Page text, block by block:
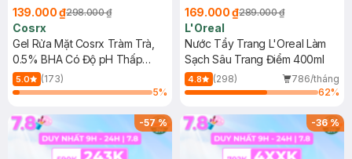
139.000 ₫298.000 ₫
Cosrx
Gel Rửa Mặt Cosrx Tràm Trà,
0.5% BHA Có Độ pH Thấp
150ml
5.0
(173)
5%
169.000 ₫289.000 ₫
L'Oreal
Nước Tẩy Trang L'Oreal Làm
Sạch Sâu Trang Điểm 400ml
4.8 (298)
786/tháng
62%
-57% -36%